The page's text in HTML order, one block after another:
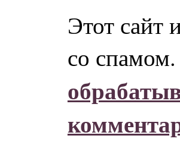
Этот сайт
со